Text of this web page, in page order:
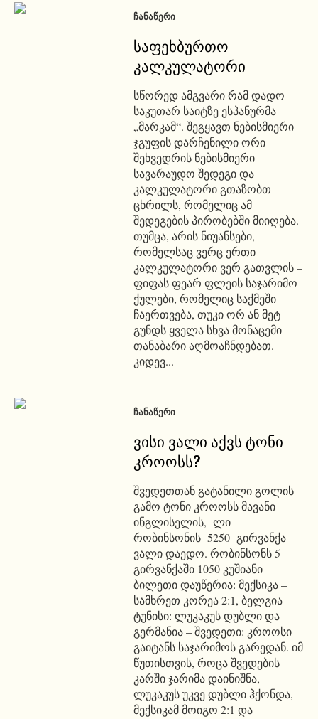
ᲩᲐᲜᲐᲬᲔᲠᲘ
საფეხბურთო
კალკულატორი
სწორედ ამგვარი რამ დადო
საკუთარ საიტზე ესპანურმა
„მარკამ“. შეგყავთ ნებისმიერი
ჯგუფის დარჩენილი ორი
შეხვედრის ნებისმიერი
სავარაუდო შედეგი და
კალკულატორი გთაზობთ
ცხრილს, რომელიც ამ
შედეგების პირობებში მიიღება.
თუმცა, არის ნიუანსები,
რომელსაც ვერც ერთი
კალკულატორი ვერ გათვლის –
ფიფას ფეარ ფლეის საჯარიმო
ქულები, რომელიც საქმეში
ჩაერთვება, თუკი ორ ან მეტ
გუნდს ყველა სხვა მონაცემი
თანაბარი აღმოაჩნდებათ.
კიდევ...
ᲩᲐᲜᲐᲬᲔᲠᲘ
ვისი ვალი აქვს ტონი
კროოსს?
შვედეთთან გატანილი გოლის
გამო ტონი კროოსს მავანი
ინგლისელის, ლი
რობინსონის 5250 გირვანქა
ვალი დაედო. რობინსონს 5
გირვანქაში 1050 კუშიანი
ბილეთი დაუწერია: მექსიკა –
სამხრეთ კორეა 2:1, ბელგია –
ტუნისი: ლუკაკუს დუბლი და
გერმანია – შვედეთი: კროოსი
გაიტანს საჯარიმოს გარედან. იმ
წუთისთვის, როცა შვედების
კარში ჯარიმა დაინიშნა,
ლუკაკუს უკვე დუბლი ჰქონდა,
მექსიკამ მოიგო 2:1 და